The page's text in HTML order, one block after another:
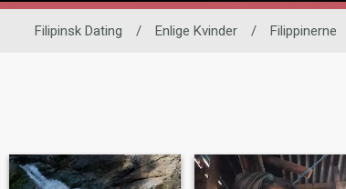
Filipinsk Dating / Enlige Kvinder / Filippinerne